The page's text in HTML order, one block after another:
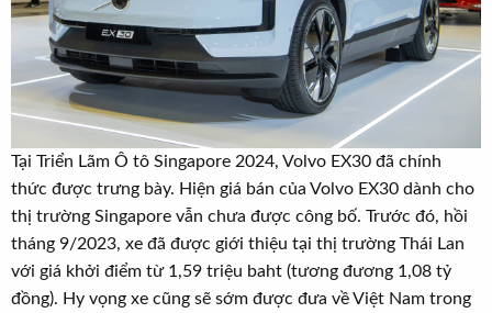
Tại Triển Lãm Ô tô Singapore 2024, Volvo EX30 đã chính
thức được trưng bày. Hiện giá bán của Volvo EX30 dành cho
thị trường Singapore vẫn chưa được công bố. Trước đó, hồi
tháng 9/2023, xe đã được giới thiệu tại thị trường Thái Lan
với giá khởi điểm từ 1,59 triệu baht (tương đương 1,08 tỷ
đồng). Hy vọng xe cũng sẽ sớm được đưa về Việt Nam trong